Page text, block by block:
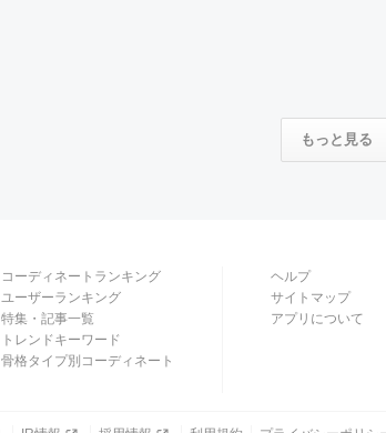
もっと見る
コーディネートランキング
ユーザーランキング
特集・記事一覧
トレンドキーワード
骨格タイプ別コーディネート
ヘルプ
サイトマップ
アプリについて